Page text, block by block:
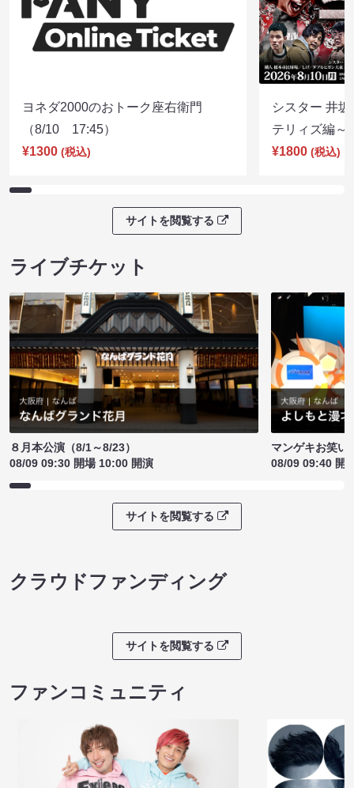
ヨネダ2000のおトーク座右衛門
（8/10 17:45）
¥1300 (税込)
シスター 井
テリィズ編
¥1800 (税込)
サイトを閲覧する
ライブチケット
８月本公演（8/1～8/23）
08/09 09:30 開場 10:00 開演
マンゲキお笑い
08/09 09:40 開
サイトを閲覧する
クラウドファンディング
サイトを閲覧する
ファンコミュニティ